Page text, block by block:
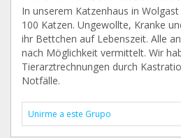
In unserem Katzenhaus in
100 Katzen. Ungewollte, Kranke
ihr Bettchen auf Lebenszeit. Alle
nach Möglichkeit vermittelt. Wir
Tierarztrechnungen durch
Notfälle.
Unirme a este Grupo